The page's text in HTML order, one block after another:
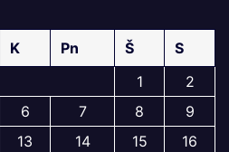
K Pn Š
S
1
2
6 7 8
9
13 14 15
16